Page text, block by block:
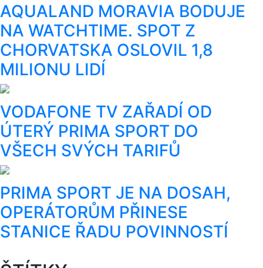
AQUALAND MORAVIA BODUJE
NA WATCHTIME. SPOT Z
CHORVATSKA OSLOVIL 1,8
MILIONU LIDÍ
VODAFONE TV ZAŘADÍ OD
ÚTERÝ PRIMA SPORT DO
VŠECH SVÝCH TARIFŮ
PRIMA SPORT JE NA DOSAH,
OPERÁTORŮM PŘINESE
STANICE ŘADU POVINNOSTÍ